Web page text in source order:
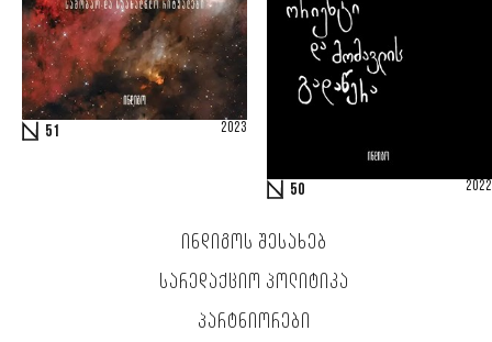
51 2023
50 2022
ᲘᲜᲓᲘᲒᲝᲡ ᲨᲔᲡᲐᲮᲔᲑ
ᲡᲐᲠᲔᲓᲐᲥᲪᲘᲝ ᲞᲝᲚᲘᲢᲘᲙᲐ
ᲞᲐᲠᲢᲜᲘᲝᲠᲔᲑᲘ